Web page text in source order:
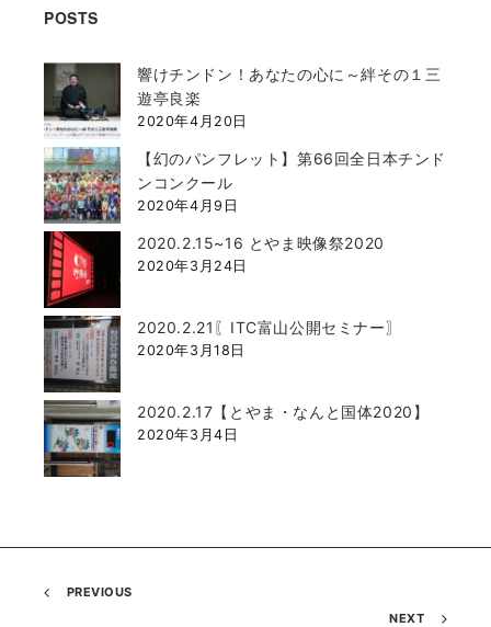
POSTS
響けチンドン！あなたの心に～絆その１三
遊亭良楽
2020年4月20日
【幻のパンフレット】第66回全日本チンド
ンコンクール
2020年4月9日
2020.2.15~16 とやま映像祭2020
2020年3月24日
2020.2.21〖ITC富山公開セミナー〗
2020年3月18日
2020.2.17【とやま・なんと国体2020】
2020年3月4日
PREVIOUS
NEXT